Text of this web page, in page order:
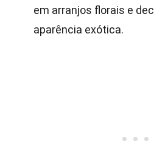
em arranjos florais e
aparência exótica.